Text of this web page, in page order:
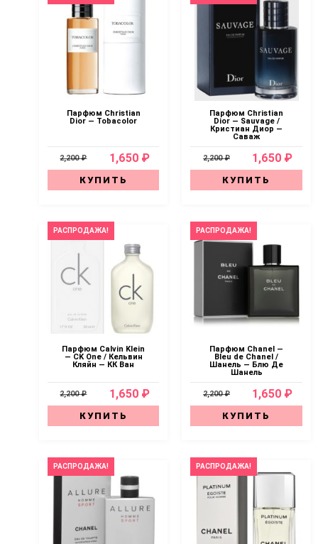
Парфюм Christian
Dior — Tobacolor
2,200 ₽ 1,650 ₽
КУПИТЬ
Парфюм Christian
Dior — Sauvage /
Кристиан Диор —
Саваж
2,200 ₽ 1,650 ₽
КУПИТЬ
РАСПРОДАЖА!
Парфюм Calvin Klein
— CK One / Кельвин
Кляйн — КК Ван
2,200 ₽ 1,650 ₽
КУПИТЬ
РАСПРОДАЖА!
Парфюм Chanel —
Bleu de Chanel /
Шанель — Блю Де
Шанель
2,200 ₽ 1,650 ₽
КУПИТЬ
РАСПРОДАЖА! РАСПРОДАЖА!